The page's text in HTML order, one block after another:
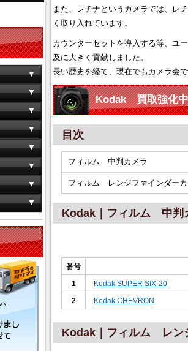
また、レチナというカメラでは、レ
く取り入れています。
カウンターセットを導入する等、ユ
及に大きく貢献しました。
長い歴史を経て、現在でもカメラ会
Kodak 買取強化
目次
フィルム 中判カメラ
フィルム レンジファインダーカ
Kodak｜フィルム 中判
番号
1 Kodak SUPER SIX-20
2 Kodak CHEVRON
Kodak｜フィルム レン